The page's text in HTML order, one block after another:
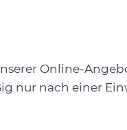
Online-
nur nach einer